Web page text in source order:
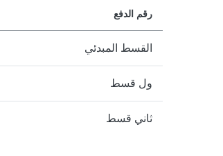
رقم الدفع
القسط المبدئي
ول قسط
ثاني قسط